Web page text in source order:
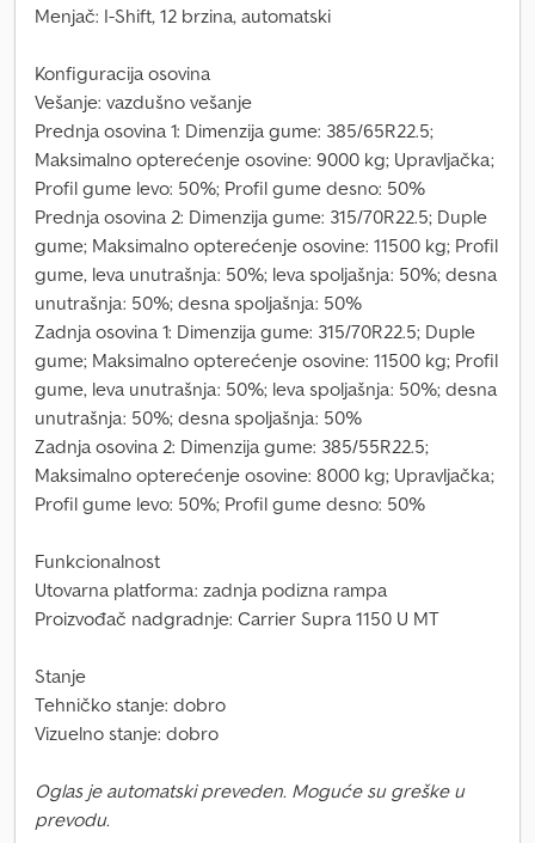
Menjač: I-Shift, 12 brzina, automatski
Konfiguracija osovina
Vešanje: vazdušno vešanje
Prednja osovina 1: Dimenzija gume: 385/65R22.5;
Maksimalno opterećenje osovine: 9000 kg; Upravljačka;
Profil gume levo: 50%; Profil gume desno: 50%
Prednja osovina 2: Dimenzija gume: 315/70R22.5; Duple
gume; Maksimalno opterećenje osovine: 11500 kg; Profil
gume, leva unutrašnja: 50%; leva spoljašnja: 50%; desna
unutrašnja: 50%; desna spoljašnja: 50%
Zadnja osovina 1: Dimenzija gume: 315/70R22.5; Duple
gume; Maksimalno opterećenje osovine: 11500 kg; Profil
gume, leva unutrašnja: 50%; leva spoljašnja: 50%; desna
unutrašnja: 50%; desna spoljašnja: 50%
Zadnja osovina 2: Dimenzija gume: 385/55R22.5;
Maksimalno opterećenje osovine: 8000 kg; Upravljačka;
Profil gume levo: 50%; Profil gume desno: 50%
Funkcionalnost
Utovarna platforma: zadnja podizna rampa
Proizvođač nadgradnje: Carrier Supra 1150 U MT
Stanje
Tehničko stanje: dobro
Vizuelno stanje: dobro
Oglas je automatski preveden. Moguće su greške u
prevodu.